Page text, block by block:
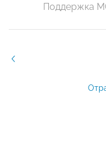
Поддержка